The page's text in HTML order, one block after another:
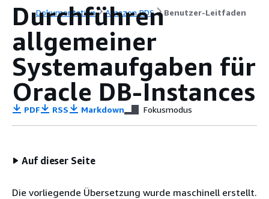
Dokumentation Amazon RDS Benutzer-Leitfaden
Durchführen
allgemeiner
Systemaufgaben für
Oracle DB-Instances
PDF RSS Markdown Fokusmodus
Auf dieser Seite
Die vorliegende Übersetzung wurde maschinell erstellt.